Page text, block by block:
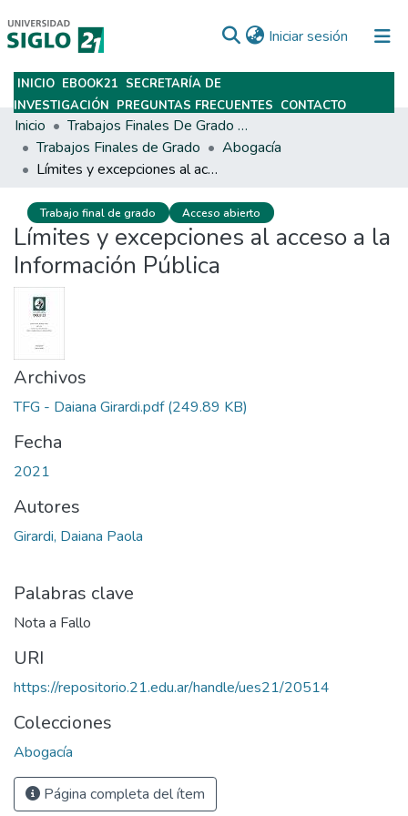
Iniciar sesión (current)
Subir
INICIO EBOOK21 SECRETARÍA DE
INVESTIGACIÓN PREGUNTAS FRECUENTES CONTACTO
Inicio
Trabajos Finales De Grado Y Posgrado
Trabajos Finales de Grado
Abogacía
Límites y excepciones al acceso a la Información Pública
Trabajo final de grado Acceso abierto
Límites y excepciones al acceso a la
Información Pública
Archivos
TFG - Daiana Girardi.pdf(249.89 KB)
Fecha
2021
Autores
Girardi, Daiana Paola
Palabras clave
Nota a Fallo
URI
https://repositorio.21.edu.ar/handle/ues21/20514
Colecciones
Abogacía
Página completa del ítem